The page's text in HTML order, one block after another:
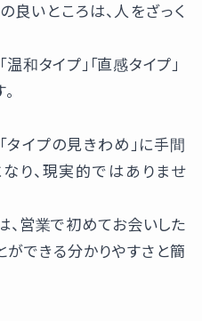
良いところは、人をざっく
温和タイプ」「直感タイプ」
タイプの見きわめ」に手間
り、現実的ではありませ
、営業で初めてお会いした
ができる分かりやすさと簡